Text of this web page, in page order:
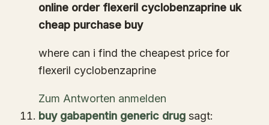
online order flexeril cyclobenzaprine uk
cheap purchase buy
where can i find the cheapest price for
flexeril cyclobenzaprine
Zum Antworten anmelden
buy gabapentin generic drug sagt: